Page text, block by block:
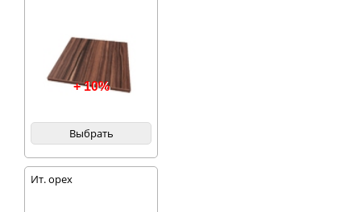
+ 10%
Выбрать
Ит. орех